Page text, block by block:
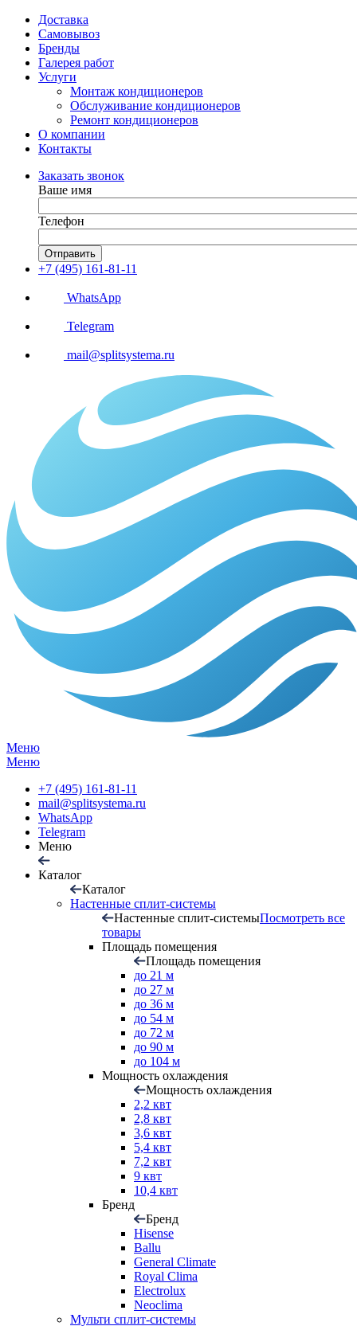
Доставка
Самовывоз
Бренды
Галерея работ
Услуги
Монтаж кондиционеров
Обслуживание кондиционеров
Ремонт кондиционеров
О компании
Контакты
Заказать звонок
Ваше имя
Телефон
Отправить
+7 (495) 161-81-11
WhatsApp
Telegram
mail@splitsystema.ru
Меню
Меню
+7 (495) 161-81-11
mail@splitsystema.ru
WhatsApp
Telegram
Меню
Каталог
Каталог
Настенные сплит-системы
Настенные сплит-системыПосмотреть все
товары
Площадь помещения
Площадь помещения
до 21 м
до 27 м
до 36 м
до 54 м
до 72 м
до 90 м
до 104 м
Мощность охлаждения
Мощность охлаждения
2,2 квт
2,8 квт
3,6 квт
5,4 квт
7,2 квт
9 квт
10,4 квт
Бренд
Бренд
Hisense
Ballu
General Climate
Royal Clima
Electrolux
Neoclima
Мульти сплит-системы